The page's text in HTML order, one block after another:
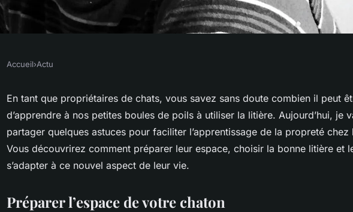
pour faciliter
de la propreté chez les
Accueil›Actu
En tant que propriétaires de chats, vous savez sans doute combien il peut
d’apprendre à nos petites boules de poils à utiliser la litière. Aujourd’hui, je
partager quelques astuces pour faciliter l’apprentissage de la propreté chez
Vous découvrirez comment préparer leur espace, choisir la bonne litière et
s’adapter à ce nouvel aspect de leur vie.
Préparer l’espace de votre chaton